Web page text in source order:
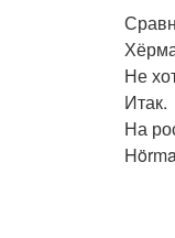
Не
Итак.
На